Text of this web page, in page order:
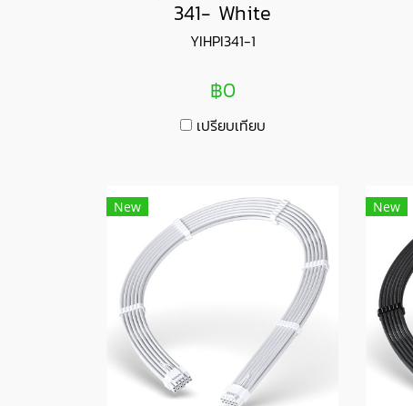
341- White
YIHPI341-1
฿0
เปรียบเทียบ
New New